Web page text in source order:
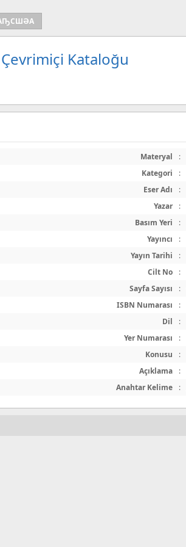
Kataloğu
Materyal :
Kategori
:
Eser Adı
:
Yazar
:
Basım Yeri
:
Yayıncı
:
Yayın Tarihi
:
Cilt No
:
Sayfa Sayısı
:
ISBN Numarası
:
Dil
:
Yer Numarası
:
Konusu
:
Açıklama
:
Anahtar Kelime
: